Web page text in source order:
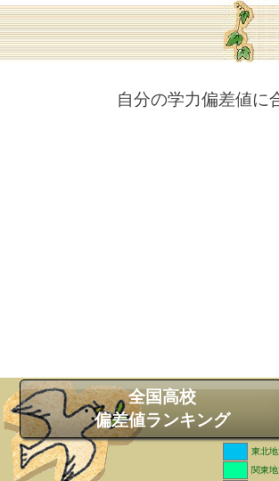
自分の学力偏差値に
全国高校
偏差値ランキング
東北
関東